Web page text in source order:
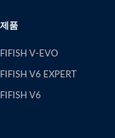
제품
FIFISH V-EVO
FIFISH V6 EXPERT
FIFISH V6